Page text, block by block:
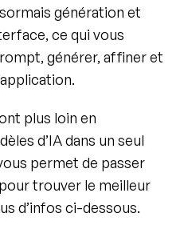
génération et
ce qui vous
générer, affiner et
plus loin en
d’IA dans un seul
permet de passer
trouver le meilleur
d’infos ci-dessous.